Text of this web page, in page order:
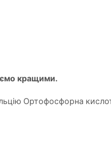
кращими.
Ортофосфорна